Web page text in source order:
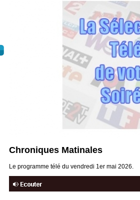
Chroniques Matinales
Le programme télé du vendredi 1er mai 2026.